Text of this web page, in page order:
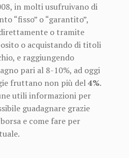
in molti usufruivano di
“fisso” o “garantito”,
o tramite
o acquistando di titoli
e raggiungendo
pari al 8-10%, ad oggi
fruttano non più del4%.
utili informazioni per
guadagnare grazie
e come fare per